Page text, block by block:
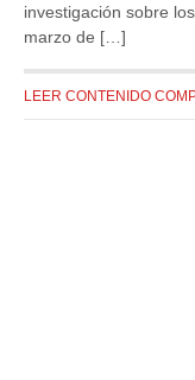
investigación sobre
marzo de […]
LEER CONTENIDO